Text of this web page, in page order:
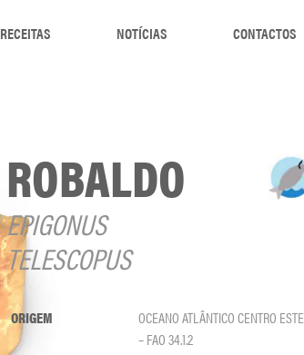
RECEITAS NOTÍCIAS CONTACTOS
ROBALDO
EPIGONUS
TELESCOPUS
ORIGEM
OCEANO ATLÂNTICO CENTRO ESTE
– FAO 34.1.2